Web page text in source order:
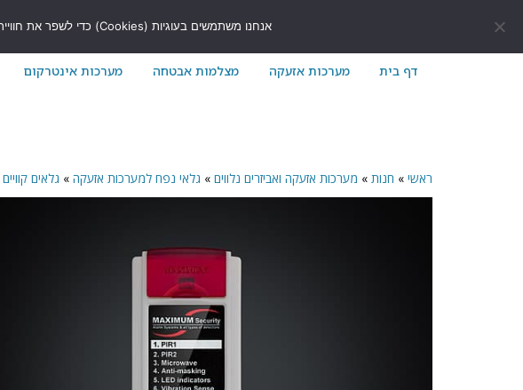
7411171@gmail.com
דף בית מערכות אזעקה מצלמות אבטחה מערכות אינטרקום
ראשי » חנות » מערכות אזעקה ואביזרים נלווים » גלאי נפח למערכות אזעקה » גלאים קוויים
אנחנו משתמשים בעוגיות (Cookies) כדי לשפר את חוויית הגלישה שלך באתר ולוודא שהכל עובד בצורה חלקה.